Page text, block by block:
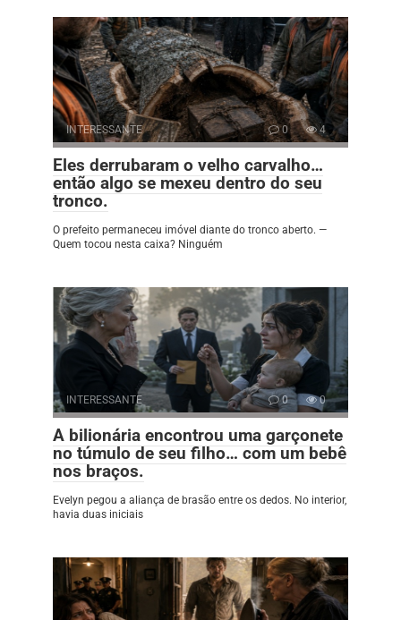
INTERESSANTE 0 4
Eles derrubaram o velho carvalho…
então algo se mexeu dentro do seu
tronco.
O prefeito permaneceu imóvel diante do tronco aberto. —
Quem tocou nesta caixa? Ninguém
INTERESSANTE 0 0
A bilionária encontrou uma garçonete
no túmulo de seu filho… com um bebê
nos braços.
Evelyn pegou a aliança de brasão entre os dedos. No interior,
havia duas iniciais